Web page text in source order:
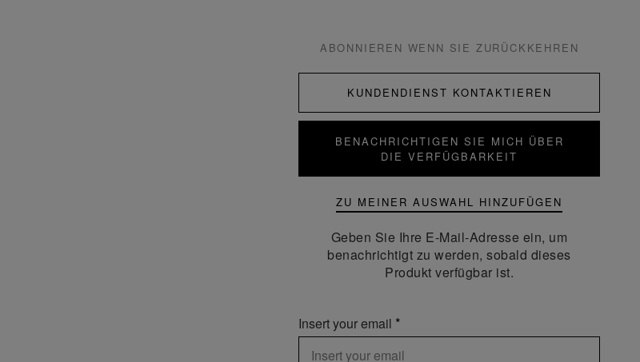
ABONNIEREN WENN SIE ZURÜCKKEHREN
KUNDENDIENST KONTAKTIEREN
BENACHRICHTIGEN SIE MICH ÜBER
DIE VERFÜGBARKEIT
ZU MEINER AUSWAHL HINZUFÜGEN
Geben Sie Ihre E-Mail-Adresse ein, um
benachrichtigt zu werden, sobald dieses
Produkt verfügbar ist.
Insert your email